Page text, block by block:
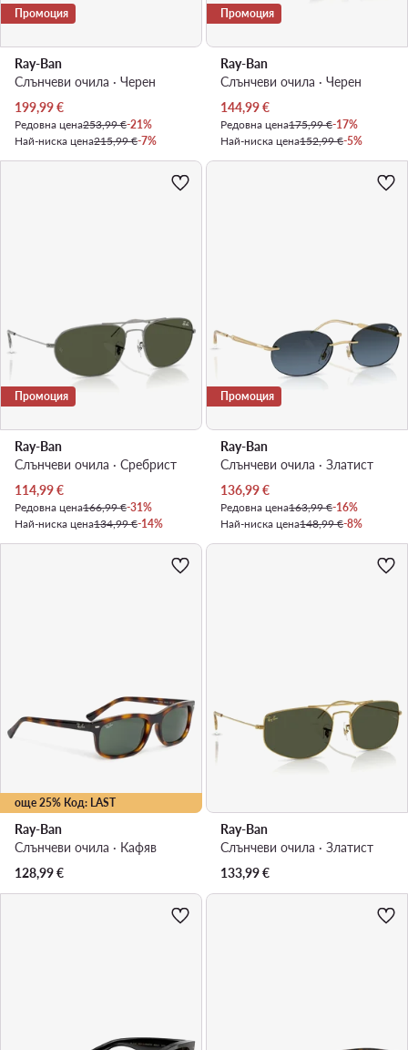
Промоция
Ray-Ban
Слънчеви очила · Черен
Актуална цена
199,99€
Редовна цена253,99 €-21%
Най-ниска цена215,99 €-7%
Промоция
Ray-Ban
Слънчеви очила · Черен
Актуална цена
144,99€
Редовна цена175,99 €-17%
Най-ниска цена152,99 €-5%
Промоция
Ray-Ban
Слънчеви очила · Сребрист
Актуална цена
114,99€
Редовна цена166,99 €-31%
Най-ниска цена134,99 €-14%
Промоция
Ray-Ban
Слънчеви очила · Златист
Актуална цена
136,99€
Редовна цена163,99 €-16%
Най-ниска цена148,99 €-8%
още 25% Код: LAST
Ray-Ban
Слънчеви очила · Кафяв
128,99€
Ray-Ban
Слънчеви очила · Златист
133,99€